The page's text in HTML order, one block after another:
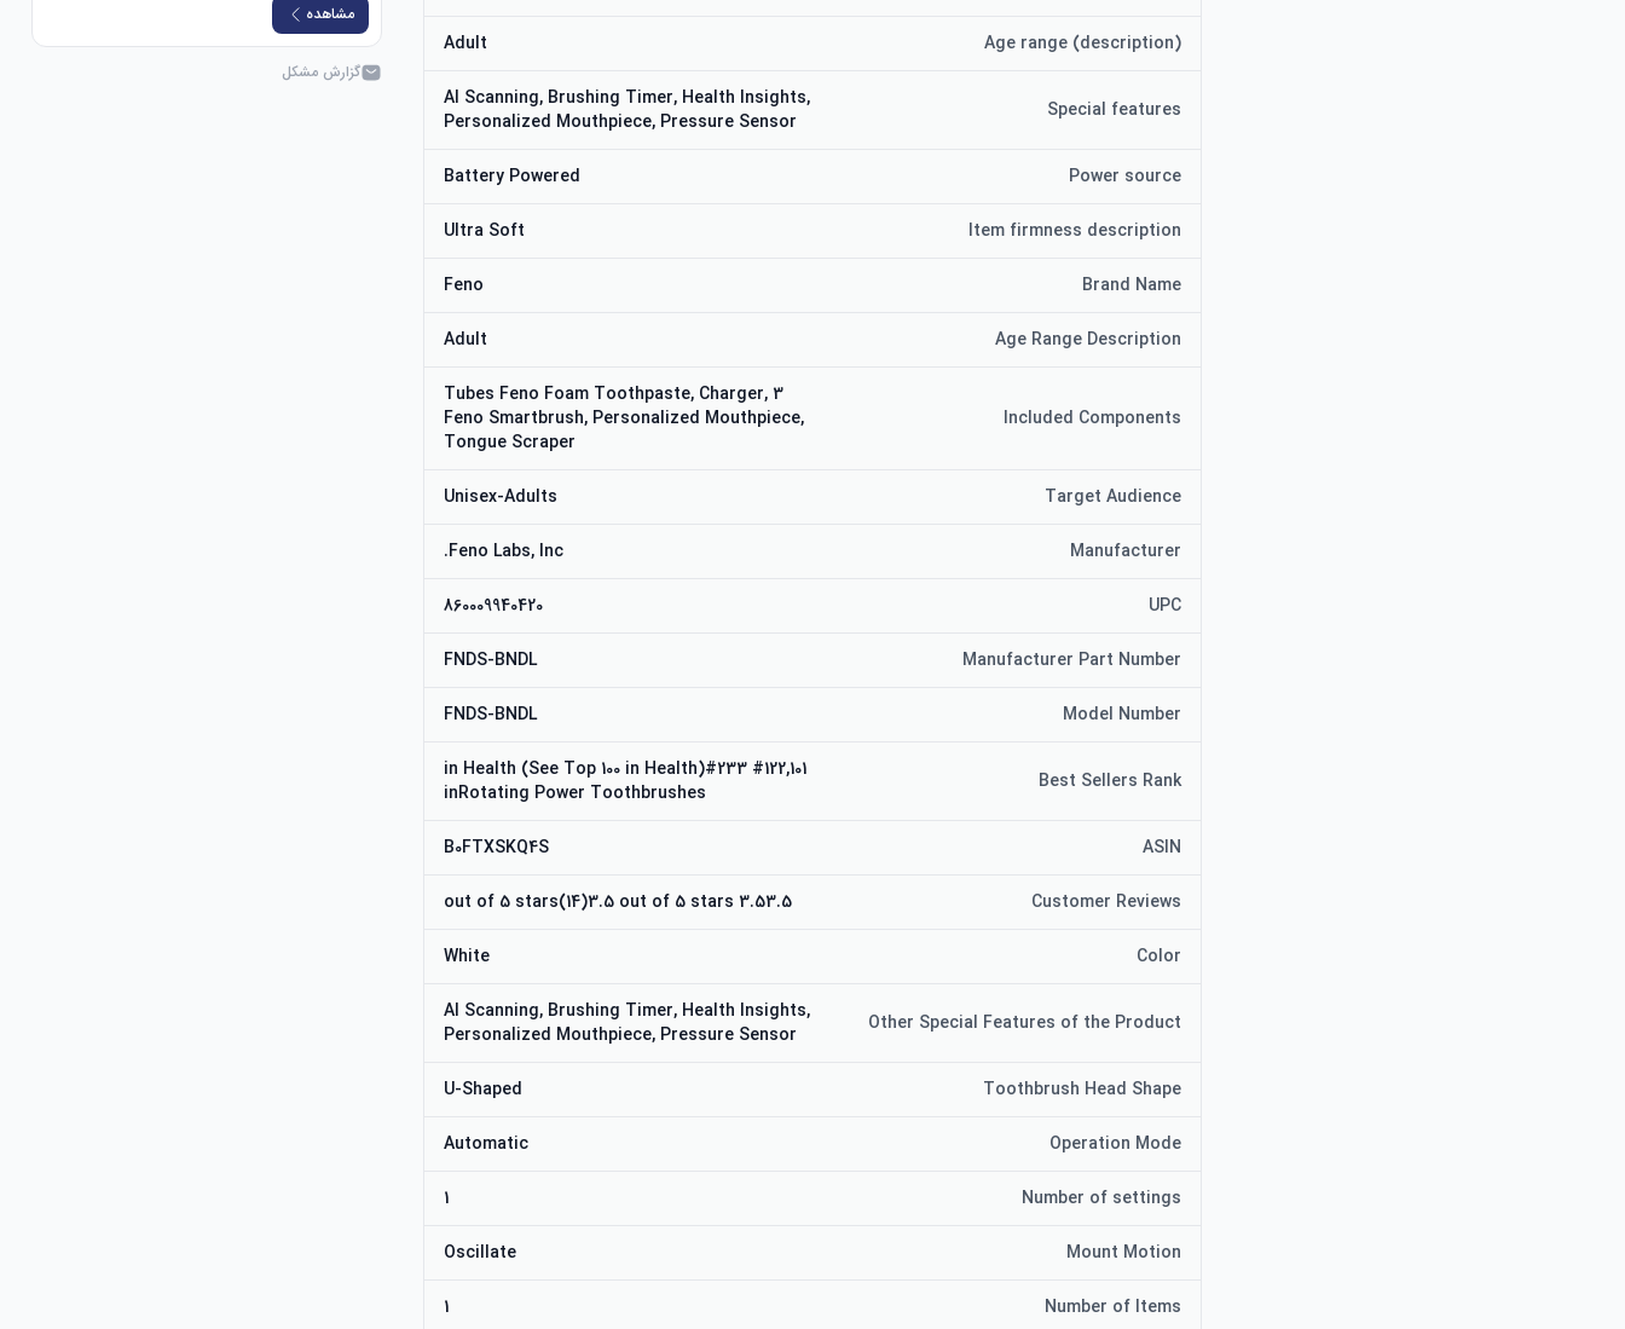
Age range (description)
Adult
Special features
AI Scanning, Brushing Timer, Health Insights,
Personalized Mouthpiece, Pressure Sensor
Power source
Battery Powered
Item firmness description
Ultra Soft
Brand Name
Feno
Age Range Description
Adult
Included Components
3 Tubes Feno Foam Toothpaste, Charger,
Feno Smartbrush, Personalized Mouthpiece,
Tongue Scraper
Target Audience
Unisex-Adults
Manufacturer
Feno Labs, Inc.
UPC
860009940420
Manufacturer Part Number
FNDS-BNDL
Model Number
FNDS-BNDL
Best Sellers Rank
#122,101 in Health (See Top 100 in Health)#233
inRotating Power Toothbrushes
ASIN
B0FTXSKQ4S
Customer Reviews
3.53.5 out of 5 stars(14)3.5 out of 5 stars
Color
White
Other Special Features of the Product
AI Scanning, Brushing Timer, Health Insights,
Personalized Mouthpiece, Pressure Sensor
Toothbrush Head Shape
U-Shaped
Operation Mode
Automatic
Number of settings
1
Mount Motion
Oscillate
Number of Items
1
مشاهده
گزارش مشکل